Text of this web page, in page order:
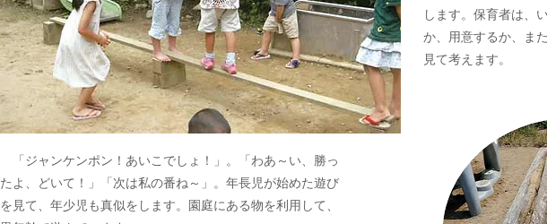
「ジャンケンポン！あいこでしょ！」。「わあ～い、勝っ
たよ、どいて！」「次は私の番ね～」。年長児が始めた遊び
を見て、年少児も真似をします。園庭にある物を利用して、
します。保育者は、
か、用意するか、ま
見て考えます。